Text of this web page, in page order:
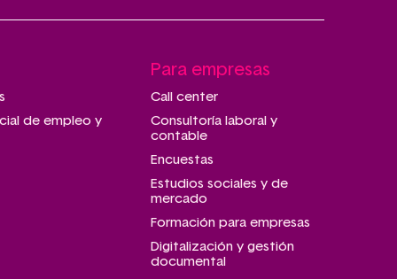
de empleo y
Para empresas
Call center
Consultoría laboral y
contable
Encuestas
Estudios sociales y de
mercado
Formación para empresas
Digitalización y gestión
documental